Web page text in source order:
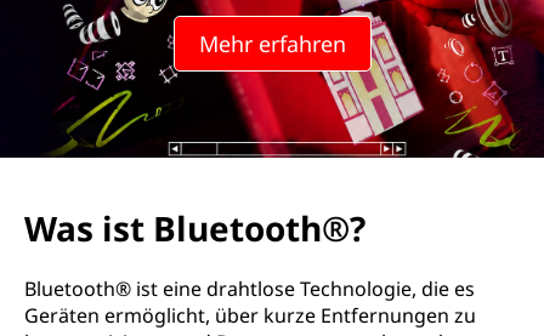
t
h
Mehr erfahren
Was ist Bluetooth®?
Bluetooth® ist eine drahtlose Technologie, die es
Geräten ermöglicht, über kurze Entfernungen zu